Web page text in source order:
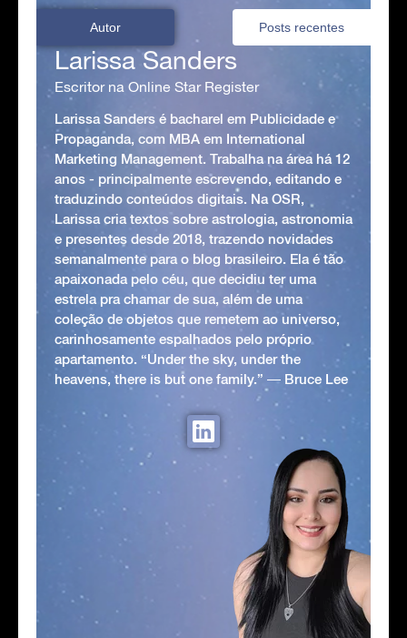
Autor Posts recentes
Larissa Sanders
Escritor na Online Star Register
Larissa Sanders é bacharel em Publicidade e
Propaganda, com MBA em International
Marketing Management. Trabalha na área há 12
anos - principalmente escrevendo, editando e
traduzindo conteúdos digitais. Na OSR,
Larissa cria textos sobre astrologia, astronomia
e presentes desde 2018, trazendo novidades
semanalmente para o blog brasileiro. Ela é tão
apaixonada pelo céu, que decidiu ter uma
estrela pra chamar de sua, além de uma
coleção de objetos que remetem ao universo,
carinhosamente espalhados pelo próprio
apartamento. “Under the sky, under the
heavens, there is but one family.” ― Bruce Lee